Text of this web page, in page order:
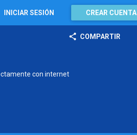
INICIAR SESIÓN CREAR CUENTA
COMPARTIR
con internet